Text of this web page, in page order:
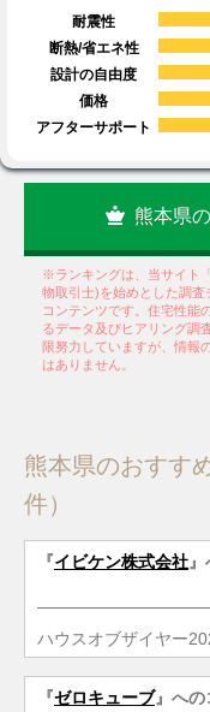
耐震性
断熱/省エネ性
設計の自由度
価格
アフターサポート
熊本県
※ランキングは、当サイト
物取引士)を始めとした調
コンテンツです。住宅性能
るデータ及びヒアリング調
限努力していますが、情報
はありません。
熊本県のおすす
件）
『イビケン株式会社
ハウスオブザイヤー
『ゼロキューブ』への